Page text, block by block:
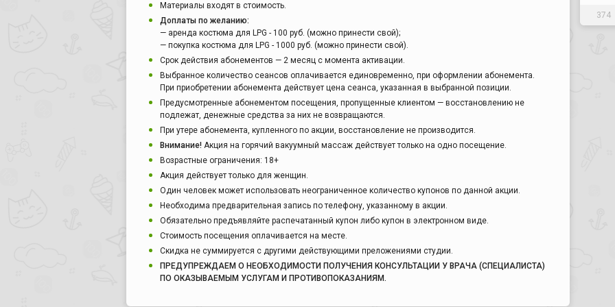
Материалы входят в стоимость.
Доплаты по желанию:
— аренда костюма для LPG - 100 руб. (можно принести свой);
— покупка костюма для LPG - 1000 руб. (можно принести свой).
Срок действия абонементов — 2 месяц с момента активации.
Выбранное количество сеансов оплачивается единовременно, при оформлении абонемента.
При приобретении абонемента действует цена сеанса, указанная в выбранной позиции.
Предусмотренные абонементом посещения, пропущенные клиентом — восстановлению не
подлежат, денежные средства за них не возвращаются.
При утере абонемента, купленного по акции, восстановление не производится.
Внимание! Акция на горячий вакуумный массаж действует только на одно посещение.
Возрастные ограничения: 18+
Акция действует только для женщин.
Один человек может использовать неограниченное количество купонов по данной акции.
Необходима предварительная запись по телефону, указанному в акции.
Обязательно предъявляйте распечатанный купон либо купон в электронном виде.
Стоимость посещения оплачивается на месте.
Скидка не суммируется с другими действующими преложениями студии.
ПРЕДУПРЕЖДАЕМ О НЕОБХОДИМОСТИ ПОЛУЧЕНИЯ КОНСУЛЬТАЦИИ У ВРАЧА (СПЕЦИАЛИСТА)
ПО ОКАЗЫВАЕМЫМ УСЛУГАМ И ПРОТИВОПОКАЗАНИЯМ.
374